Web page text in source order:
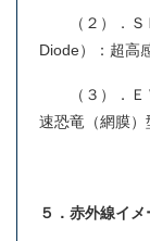
（２）．Ｓ
Diode）：超高
（３）．ＥＶ
速恐竜（網膜）
５．赤外線イ